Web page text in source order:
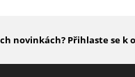
novinkách? Přihlaste se k